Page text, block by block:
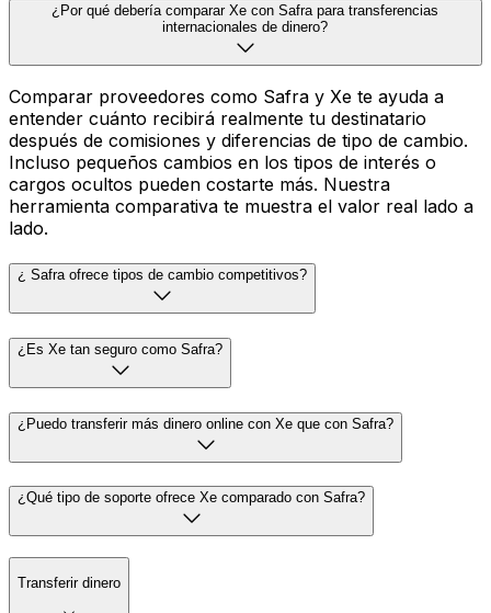
¿Por qué debería comparar Xe con Safra para transferencias
internacionales de dinero?
Comparar proveedores como Safra y Xe te ayuda a
entender cuánto recibirá realmente tu destinatario
después de comisiones y diferencias de tipo de cambio.
Incluso pequeños cambios en los tipos de interés o
cargos ocultos pueden costarte más. Nuestra
herramienta comparativa te muestra el valor real lado a
lado.
¿ Safra ofrece tipos de cambio competitivos?
¿Es Xe tan seguro como Safra?
¿Puedo transferir más dinero online con Xe que con Safra?
¿Qué tipo de soporte ofrece Xe comparado con Safra?
Transferir dinero